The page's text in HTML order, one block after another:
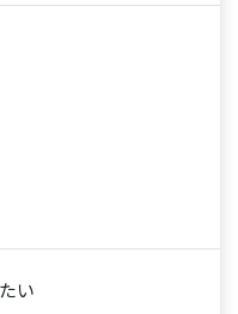
い